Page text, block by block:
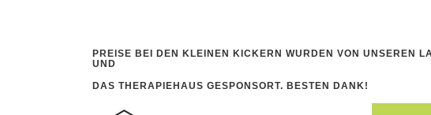
PREISE BEI DEN KLEINEN KICKERN WURDEN VON UNSEREN
UND
DAS THERAPIEHAUS GESPONSORT. BESTEN DANK!